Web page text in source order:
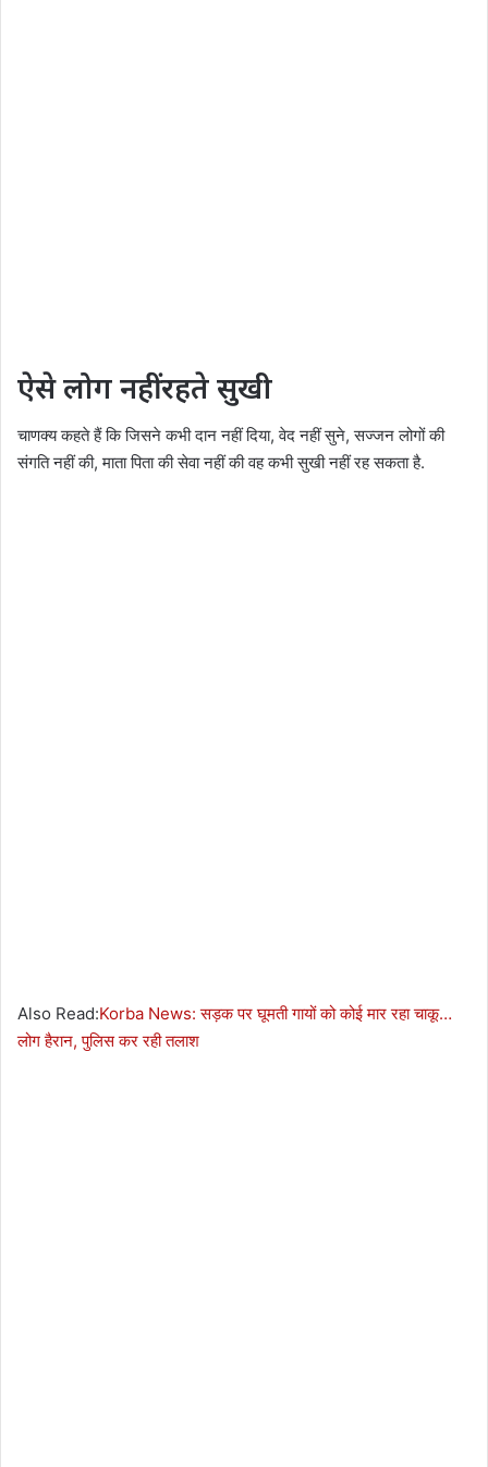
ऐसे लोग नहीं रहते सुखी
चाणक्य कहते हैं कि जिसने कभी दान नहीं दिया, वेद नहीं सुने, सज्जन लोगों की
संगति नहीं की, माता पिता की सेवा नहीं की वह कभी सुखी नहीं रह सकता है.
Also Read:Korba News: सड़क पर घूमती गायों को कोई मार रहा चाकू…
लोग हैरान, पुलिस कर रही तलाश